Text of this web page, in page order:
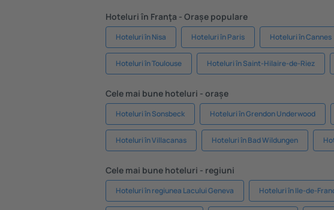
Hoteluri în Franţa - Orașe populare
Hoteluri în Nisa Hoteluri în Paris Hoteluri în Cannes
Hoteluri în Toulouse Hoteluri în Saint-Hilaire-de-Riez
Cele mai bune hoteluri - orașe
Hoteluri în Sonsbeck Hoteluri în Grendon Underwood
Hoteluri în Villacanas Hoteluri în Bad Wildungen
Cele mai bune hoteluri - regiuni
Hoteluri în regiunea Lacului Geneva Hoteluri în Ile-de-